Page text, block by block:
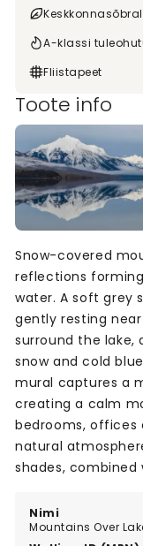
A-klassi
Fliistapeet
Toote info
Nimi
Mountains Over
Snow-covered
reflections
water. A soft grey
gently resting
surround the
snow and cold
mural captures a
creating a calm
bedrooms, offices
natural
shades,